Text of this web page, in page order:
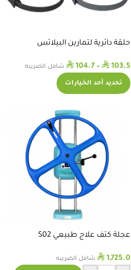
حلقة دائرية لتمارين البيلاتس
⃁ 103.5
–
⃁ 104.7 شامل الضريبه
تحديد أحد الخيارات
عجلة كتف علاج طبيعي S02
⃁ 1,725.0 شامل الضريبه